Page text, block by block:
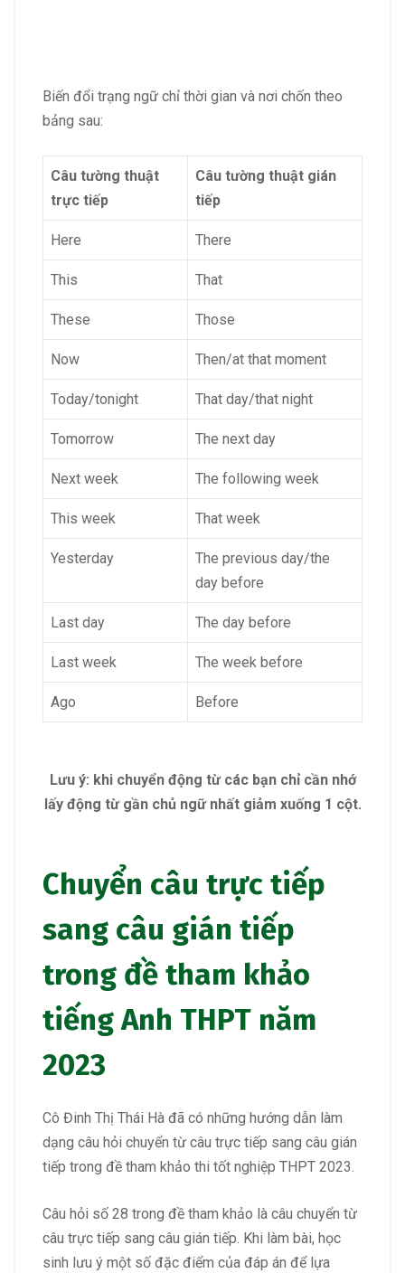
Biến đổi trạng ngữ chỉ thời gian và nơi chốn theo
bảng sau:
Câu tường thuật
trực tiếp
Câu tường thuật gián
tiếp
Here There
This That
These Those
Now Then/at that moment
Today/tonight That day/that night
Tomorrow The next day
Next week The following week
This week That week
Yesterday
The previous day/the
day before
Last day The day before
Last week The week before
Ago Before
Lưu ý: khi chuyển động từ các bạn chỉ cần nhớ
lấy động từ gần chủ ngữ nhất giảm xuống 1 cột.
Chuyển câu trực tiếp
sang câu gián tiếp
trong đề tham khảo
tiếng Anh THPT năm
2023
Cô Đinh Thị Thái Hà đã có những hướng dẫn làm
dạng câu hỏi chuyển từ câu trực tiếp sang câu gián
tiếp trong đề tham khảo thi tốt nghiệp THPT 2023.
Câu hỏi số 28 trong đề tham khảo là câu chuyển từ
câu trực tiếp sang câu gián tiếp. Khi làm bài, học
sinh lưu ý một số đặc điểm của đáp án để lựa